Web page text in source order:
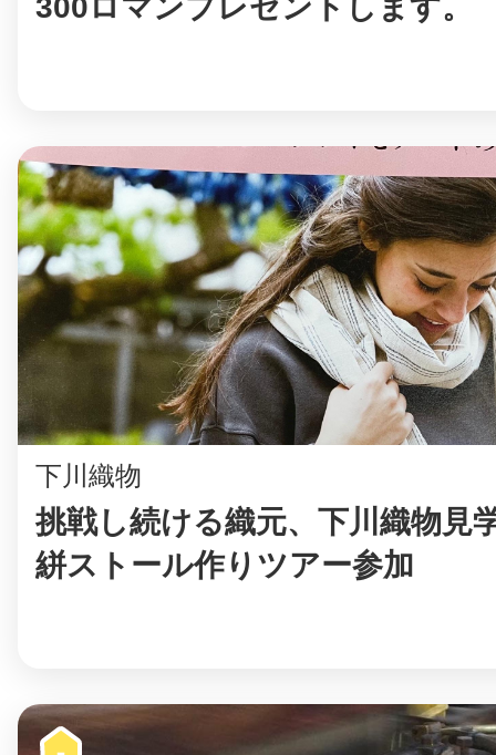
300ロマンプレゼントします。
下川織物
挑戦し続ける織元、下川織物見
絣ストール作りツアー参加
まちのコイン
お問い合わせ